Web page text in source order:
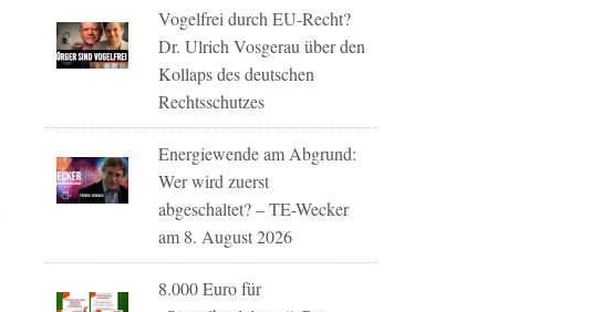
Vogelfrei durch EU-Recht?
Dr. Ulrich Vosgerau über den
Kollaps des deutschen
Rechtsschutzes
Energiewende am Abgrund:
Wer wird zuerst
abgeschaltet? – TE-Wecker
am 8. August 2026
8.000 Euro für